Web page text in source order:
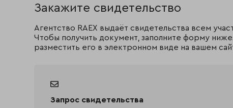
Закажите свидетельство
Агентство RAEX выдаёт свидетельства всем
Чтобы получить документ, заполните форму
разместить его в электронном виде на вашем
Запрос свидетельства